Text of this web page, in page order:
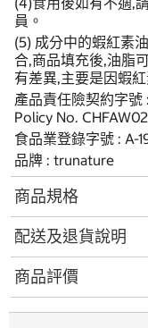
員。
(5) 成分中的蝦紅素
合,商品填充後,油脂
有差異,主要是因蝦
產品責任險契約字號
Policy No.
食品業登錄字號 : A-
品牌 : trunature
商品規格
配送及退貨說明
商品評價